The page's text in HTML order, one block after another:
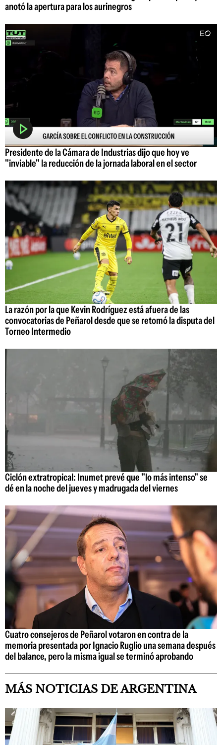
anotó la apertura para los aurinegros
Presidente de la Cámara de Industrias dijo que hoy ve
"inviable" la reducción de la jornada laboral en el sector
La razón por la que Kevin Rodríguez está afuera de las
convocatorias de Peñarol desde que se retomó la disputa del
Torneo Intermedio
Ciclón extratropical: Inumet prevé que "lo más intenso" se
dé en la noche del jueves y madrugada del viernes
Cuatro consejeros de Peñarol votaron en contra de la
memoria presentada por Ignacio Ruglio una semana después
del balance, pero la misma igual se terminó aprobando
MÁS NOTICIAS DE ARGENTINA